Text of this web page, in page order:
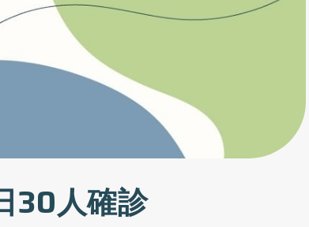
30人確診